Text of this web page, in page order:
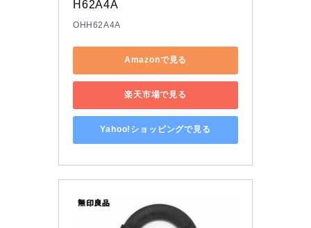
H62A4A
OHH62A4A
Amazonで見る
楽天市場で見る
Yahoo!ショッピングで見る